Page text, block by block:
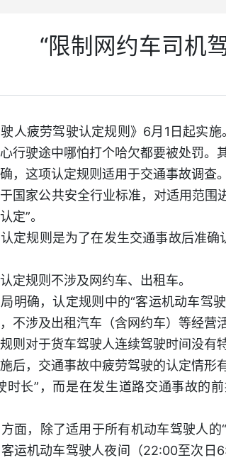
“限制网约车司机
驶人疲劳驾驶认定规则》6月1日起实
行驶途中哪怕打个哈欠都要被处罚。
，这项认定规则适用于交通事故调查。
国家公共安全行业标准，对适用范围
定”。
定规则是为了在发生交通事故后准
定规则不涉及网约车、出租车。
明确，认定规则中的“客运机动车驾
不涉及出租汽车（含网约车）等经营
则对于货车驾驶人连续驾驶时间没有
后，交通事故中疲劳驾驶的认定情形
时长”，而是在发生道路交通事故的
面，除了适用于所有机动车驾驶人
运机动车驾驶人夜间（22:00至次